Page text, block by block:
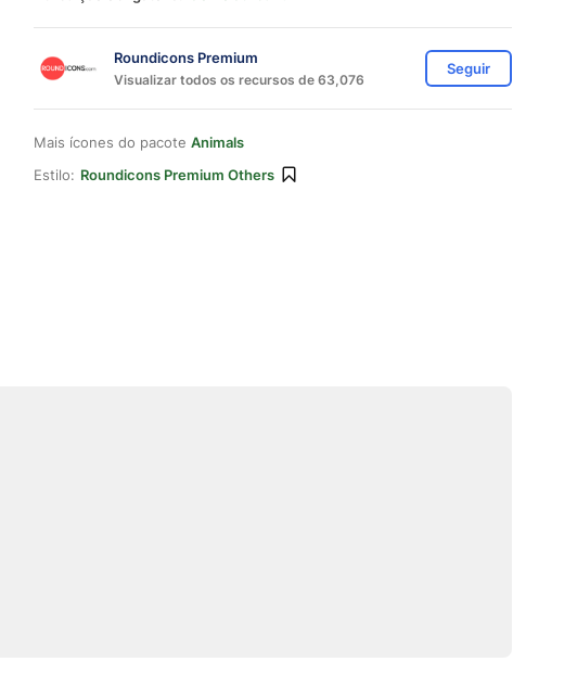
Roundicons Premium
Visualizar todos os recursos de 63,076
Seguir
Mais ícones do pacote Animals
Estilo: Roundicons Premium Others